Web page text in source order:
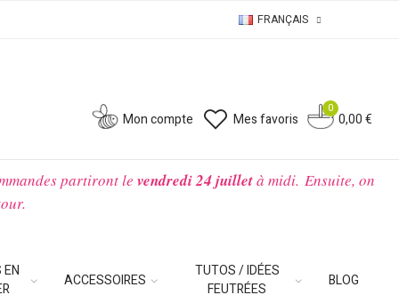
FRANÇAIS
Mon compte Mes favoris
0
0,00 €
partiront le vendredi 24 juilletà midi. Ensuite, on
EN
ACCESSOIRES
TUTOS / IDÉES
FEUTRÉES
BLOG